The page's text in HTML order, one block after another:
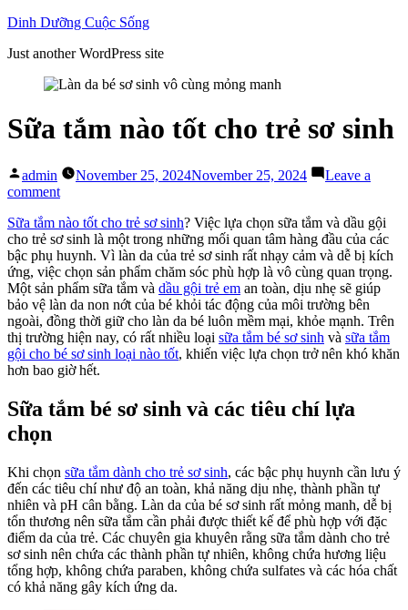
Skip
content
Dinh Dưỡng Cuộc Sống
Just another WordPress site
Sữa tắm nào tốt cho trẻ sơ sinh
Posted
by
admin November 25, 2024November 25, 2024
Leave a
commenton
tắm
nào
tốt
cho
trẻ
sơ
sinh
Sữa tắm nào tốt cho trẻ sơ sinh? Việc lựa chọn sữa tắm và dầu gội
cho trẻ sơ sinh là một trong những mối quan tâm hàng đầu của các
bậc phụ huynh. Vì làn da của trẻ sơ sinh rất nhạy cảm và dễ bị kích
ứng, việc chọn sản phẩm chăm sóc phù hợp là vô cùng quan trọng.
Một sản phẩm sữa tắm và dầu gội trẻ em an toàn, dịu nhẹ sẽ giúp
bảo vệ làn da non nớt của bé khỏi tác động của môi trường bên
ngoài, đồng thời giữ cho làn da bé luôn mềm mại, khỏe mạnh. Trên
thị trường hiện nay, có rất nhiều loại sữa tắm bé sơ sinh và sữa tắm
gội cho bé sơ sinh loại nào tốt, khiến việc lựa chọn trở nên khó khăn
hơn bao giờ hết.
Sữa tắm bé sơ sinh và các tiêu chí lựa
chọn
Khi chọn sữa tắm dành cho trẻ sơ sinh, các bậc phụ huynh cần lưu ý
đến các tiêu chí như độ an toàn, khả năng dịu nhẹ, thành phần tự
nhiên và pH cân bằng. Làn da của bé sơ sinh rất mỏng manh, dễ bị
tổn thương nên sữa tắm cần phải được thiết kế để phù hợp với đặc
điểm da của trẻ. Các chuyên gia khuyên rằng sữa tắm dành cho trẻ
sơ sinh nên chứa các thành phần tự nhiên, không chứa hương liệu
tổng hợp, không chứa paraben, không chứa sulfates và các hóa chất
có khả năng gây kích ứng da.